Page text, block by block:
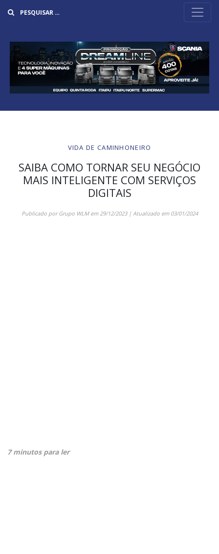
VIDA DE CAMINHONEIRO
SAIBA COMO TORNAR SEU NEGÓCIO
MAIS INTELIGENTE COM SERVIÇOS
DIGITAIS
Publicado porGrupo WLMem29/12/2023| Atualizado em 03/01/2024
7 minutos para ler